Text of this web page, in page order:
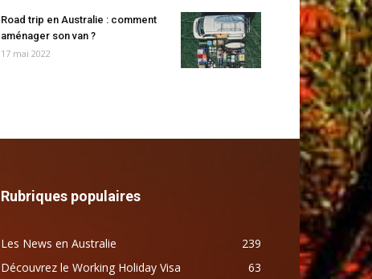
Road trip en Australie : comment
aménager son van ?
17 mai 2022
Rubriques populaires
Les News en Australie
239
Découvrez le Working Holiday Visa
63